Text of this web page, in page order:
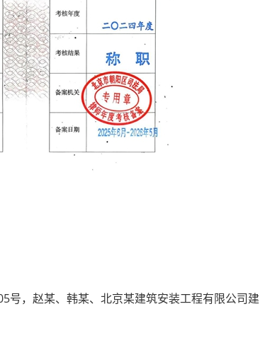
，赵某、韩某、北京某建筑安装工程有限公司建